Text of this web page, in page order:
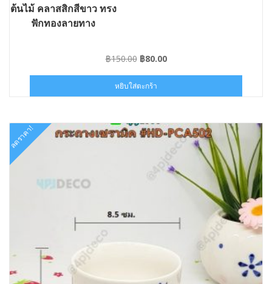
ต้นไม้ คลาสสิกสีขาว ทรง
ฟักทองลายทาง
฿150.00 Original
was:
฿150.00.
฿80.00Current
฿80.00.
หยิบใส่ตะกร้า
ลดราคา!